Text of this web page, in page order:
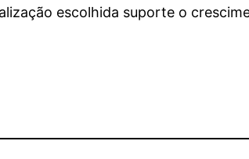
escolhida suporte o